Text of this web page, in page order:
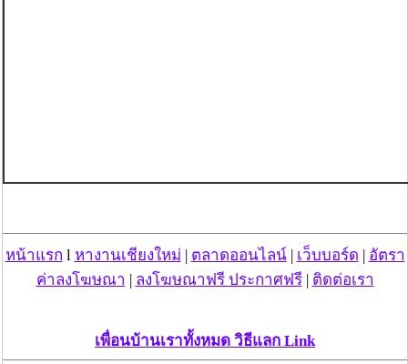
หน้าแรก l หางานเชียงใหม่ | ตลาดออนไลน์| เว็บบอร์ด | อัตรา
ค่าลงโฆษณา | ลงโฆษณาฟรี ประกาศฟรี| ติดต่อเรา
เพื่อนบ้านเราทั้งหมด วิธีแลก Link